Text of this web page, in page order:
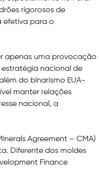
rigorosos de
efetiva para o
apenas uma provocação
nacional de
do binarismo EUA-
manter relações
nacional, a
Agreement – CMA)
Diferente dos moldes
Finance